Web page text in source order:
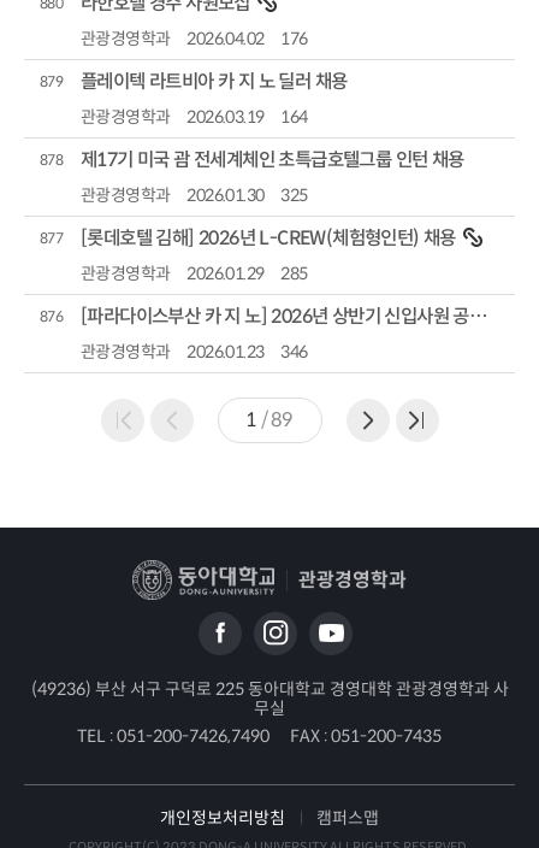
관광경영학과 2026.04.02 176
879 플레이텍 라트비아 카 지 노 딜러 채용
관광경영학과 2026.03.19 164
878 제17기 미국 괌 전세계체인 초특급호텔그룹 인턴 채용
관광경영학과 2026.01.30 325
877 [롯데호텔 김해] 2026년 L-CREW(체험형인턴) 채용
관광경영학과 2026.01.29 285
876 [파라다이스부산 카 지 노] 2026년 상반기 신입사원 공개채용
관광경영학과 2026.01.23 346
1 /89
관광경영학과
(49236) 부산 서구 구덕로 225 동아대학교 경영대학 관광경영학과 사
무실
TEL :051-200-7426,7490 FAX :051-200-7435
개인정보처리방침 캠퍼스맵